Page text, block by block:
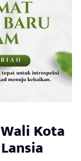
Kota